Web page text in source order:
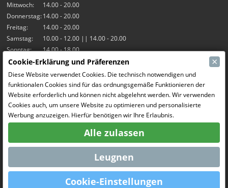
Mittwoch:
14.00 - 20.00
Donnerstag:14.00 - 20.00
Freitag:
14.00 - 20.00
Samstag:
10.00 - 12.00 || 14.00 - 20.00
Sonntag:
14.00 - 18.00
Unsere Aktivitäten
Indoor-Halle Hangar7
RC-Drift
RC Bangers
Fun and Friends
Soziale Medien
Cookie-Erklärung und Präferenzen ×
Diese Website verwendet Cookies. Die technisch notwendigen und
funktionalen Cookies sind für das ordnungsgemäße Funktionieren der
Website erforderlich und können nicht abgelehnt werden. Wir verwenden
Cookies auch, um unsere Website zu optimieren und personalisierte
Werbung anzuzeigen. Hierfür benötigen wir Ihre Erlaubnis.
Alle zulassen
Leugnen
Cookie-Einstellungen